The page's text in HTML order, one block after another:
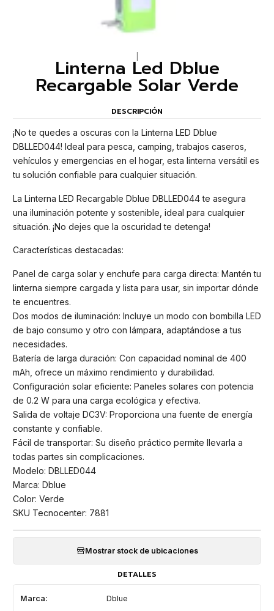
Linterna Led Dblue
Recargable Solar Verde
DESCRIPCIÓN
¡No te quedes a oscuras con la Linterna LED Dblue
DBLLED044! Ideal para pesca, camping, trabajos caseros,
vehículos y emergencias en el hogar, esta linterna versátil es
tu solución confiable para cualquier situación.
La Linterna LED Recargable Dblue DBLLED044 te asegura
una iluminación potente y sostenible, ideal para cualquier
situación. ¡No dejes que la oscuridad te detenga!
Características destacadas:
Panel de carga solar y enchufe para carga directa: Mantén tu
linterna siempre cargada y lista para usar, sin importar dónde
te encuentres.
Dos modos de iluminación: Incluye un modo con bombilla LED
de bajo consumo y otro con lámpara, adaptándose a tus
necesidades.
Batería de larga duración: Con capacidad nominal de 400
mAh, ofrece un máximo rendimiento y durabilidad.
Configuración solar eficiente: Paneles solares con potencia
de 0.2 W para una carga ecológica y efectiva.
Salida de voltaje DC3V: Proporciona una fuente de energía
constante y confiable.
Fácil de transportar: Su diseño práctico permite llevarla a
todas partes sin complicaciones.
Modelo: DBLLED044
Marca: Dblue
Color: Verde
SKU Tecnocenter: 7881
Mostrar stock de ubicaciones
DETALLES
Marca: Dblue